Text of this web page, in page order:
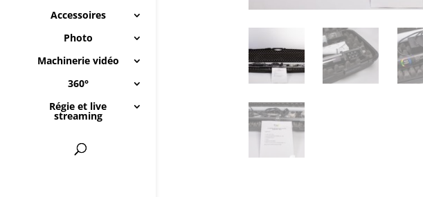
Accessoires
Photo
Machinerie vidéo
360°
Régie et live
streaming